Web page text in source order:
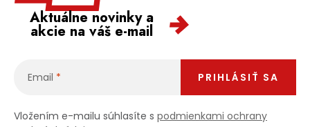
Aktuálne novinky a
akcie na váš e-mail
Email
Vložením e-mailu súhlasíte s podmienkami ochrany
PRIHLÁSIŤ SA